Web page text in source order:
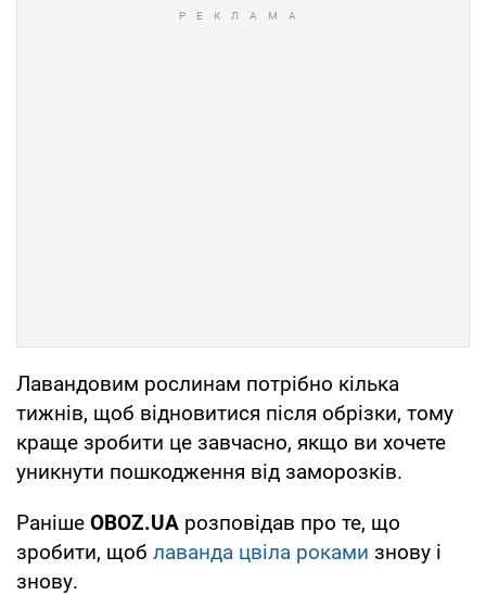
Лавандовим рослинам потрібно кілька
тижнів, щоб відновитися після обрізки, тому
краще зробити це завчасно, якщо ви хочете
уникнути пошкодження від заморозків.
Раніше OBOZ.UA розповідав про те, що
зробити, щоб лаванда цвіла роками знову і
знову.